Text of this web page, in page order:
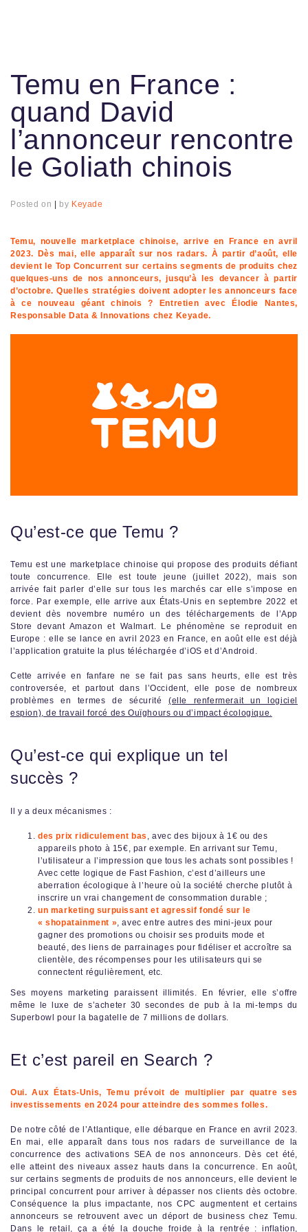
Temu en France :
quand David
l’annonceur rencontre
le Goliath chinois
Posted on by Keyade
Temu, nouvelle marketplace chinoise, arrive en France en avril
2023. Dès mai, elle apparaît sur nos radars. À partir d’août, elle
devient le Top Concurrent sur certains segments de produits chez
quelques-uns de nos annonceurs, jusqu’à les devancer à partir
d’octobre. Quelles stratégies doivent adopter les annonceurs face
à ce nouveau géant chinois ? Entretien avec Élodie Nantes,
Responsable Data & Innovations chez Keyade.
Qu’est-ce que Temu ?
Temu est une marketplace chinoise qui propose des produits défiant
toute concurrence. Elle est toute jeune (juillet 2022), mais son
arrivée fait parler d’elle sur tous les marchés car elle s’impose en
force. Par exemple, elle arrive aux États-Unis en septembre 2022 et
devient dès novembre numéro un des téléchargements de l’App
Store devant Amazon et Walmart. Le phénomène se reproduit en
Europe : elle se lance en avril 2023 en France, en août elle est déjà
l’application gratuite la plus téléchargée d’iOS et d’Android.
Cette arrivée en fanfare ne se fait pas sans heurts, elle est très
controversée, et partout dans l’Occident, elle pose de nombreux
problèmes en termes de sécurité(elle renfermerait un logiciel
espion), de travail forcé des Ouïghours ou d’impact écologique.
Qu’est-ce qui explique un tel
succès ?
Il y a deux mécanismes :
des prix ridiculement bas
, avec des bijoux à 1€ ou des
appareils photo à 15€, par exemple. En arrivant sur Temu,
l’utilisateur a l’impression que tous les achats sont possibles !
Avec cette logique de Fast Fashion, c’est d’ailleurs une
aberration écologique à l’heure où la société cherche plutôt à
inscrire un vrai changement de consommation durable ;
un marketing surpuissant et agressif fondé sur le
« shopatainment » , avec entre autres des mini-jeux pour
gagner des promotions ou choisir ses produits mode et
beauté, des liens de parrainages pour fidéliser et accroître sa
clientèle, des récompenses pour les utilisateurs qui se
connectent régulièrement, etc.
Ses moyens marketing paraissent illimités. En février, elle s’offre
même le luxe de s’acheter 30 secondes de pub à la mi-temps du
Superbowl pour la bagatelle de 7 millions de dollars.
Et c’est pareil en Search ?
Oui. Aux États-Unis, Temu prévoit de multiplier par quatre ses
investissements en 2024 pour atteindre des sommes folles.
De notre côté de l’Atlantique, elle débarque en France en avril 2023.
En mai, elle apparaît dans tous nos radars de surveillance de la
concurrence des activations SEA de nos annonceurs. Dès cet été,
elle atteint des niveaux assez hauts dans la concurrence. En août,
sur certains segments de produits de nos annonceurs, elle devient le
principal concurrent pour arriver à dépasser nos clients dès octobre.
Conséquence la plus impactante, nos CPC augmentent et certains
annonceurs se retrouvent avec un déport de business chez Temu.
Dans le retail, ça a été la douche froide à la rentrée : inflation,